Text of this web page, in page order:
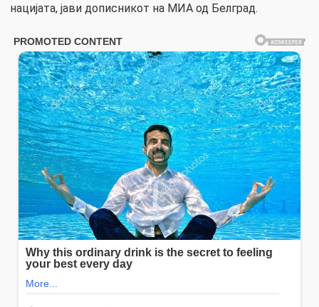
нацијата, јави дописникот на МИА од Белград.